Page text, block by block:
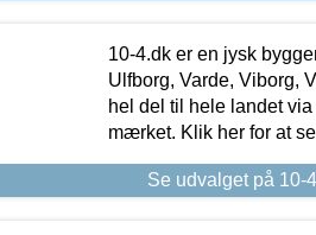
10-4.dk er en jysk
Ulfborg, Varde, Viborg,
hel del til hele landet
mærket. Klik her for at
Se udvalget på 10-